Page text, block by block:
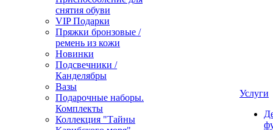
снятия обуви
VIP Подарки
Пряжки бронзовые /
ремень из кожи
Новинки
Подсвечники /
Канделябры
Вазы
Подарочные наборы.
Комплекты
Коллекция "Тайны
Услуги